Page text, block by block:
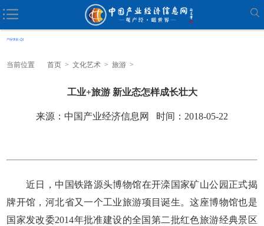
当前位置 首页 > 文化艺术 > 旅游 >
工业+旅游 新业态怎样成长壮大
来源：中国产业经济信息网 时间：2018-05-22
近日，中国铁路源头博物馆在开滦国家矿山公园正式揭
牌开馆，河北省又一个工业旅游项目诞生。这座博物馆也是
国家发改委2014年批准建设的全国第二批红色旅游经典景区